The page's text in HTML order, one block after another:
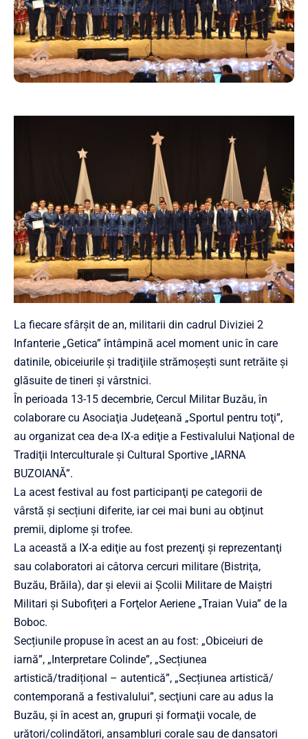
La fiecare sfârşit de an, militarii din cadrul Diviziei 2
Infanterie „Getica” întâmpină acel moment unic în care
datinile, obiceiurile şi tradiţiile strămoşeşti sunt retrăite şi
glăsuite de tineri şi vârstnici.
În perioada 13-15 decembrie, Cercul Militar Buzău, în
colaborare cu Asociaţia Judeţeană „Sportul pentru toţi”,
au organizat cea de-a IX-a ediţie a Festivalului Naţional de
Tradiţii lnterculturale şi Cultural Sportive „IARNA
BUZOIANĂ”.
La acest festival au fost participanţi pe categorii de
vârstă și secțiuni diferite, iar cei mai buni au obţinut
premii, diplome şi trofee.
La această a IX-a ediţie au fost prezenţi şi reprezentanţi
sau colaboratori ai câtorva cercuri militare (Bistriţa,
Buzău, Brăila), dar şi elevii ai Şcolii Militare de Maiştri
Militari şi Subofiţeri a Forţelor Aeriene „Traian Vuia” de la
Boboc.
Secțiunile propuse în acest an au fost: „Obiceiuri de
iarnă”, „Interpretare Colinde”, „Secțiunea
artistică/tradițional – autentică”, „Secțiunea artistică/
contemporană a festivalului”, secţiuni care au adus la
Buzău, şi în acest an, grupuri şi formaţii vocale, de
urători/colindători, ansambluri corale sau de dansatori